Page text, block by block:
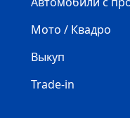
Мото / Квадро
Выкуп
Trade-in